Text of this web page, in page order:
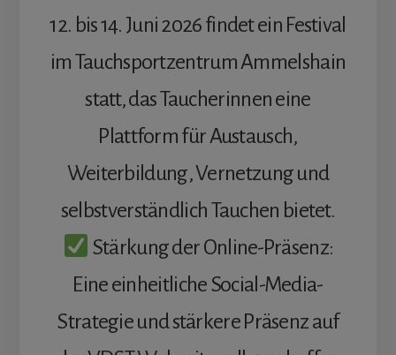
12. bis 14. Juni 2026 findet ein Festival
im Tauchsportzentrum Ammelshain
statt, das Taucherinnen eine
Plattform für Austausch,
Weiterbildung, Vernetzung und
selbstverständlich Tauchen bietet.
Stärkung der Online-Präsenz:
Eine einheitliche Social-Media-
Strategie und stärkere Präsenz auf